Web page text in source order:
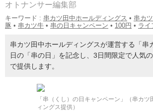
オトナンサー編集部
キーワード : 串カツ田中ホールディングス • 串カ
豚 • 串カツ牛 • 串の日キャンペーン • 100円 • ライ
串カツ田中ホールディングスが運営する「串
日の「串の日」を記念し、3日間限定で人気
で提供します。
「串（くし）の日キャンペーン」（串カツ
ィングス提供）